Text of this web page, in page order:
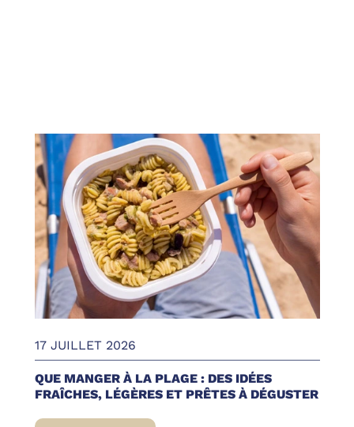
17 JUILLET 2026
QUE MANGER À LA PLAGE : DES IDÉES
FRAÎCHES, LÉGÈRES ET PRÊTES À DÉGUSTER